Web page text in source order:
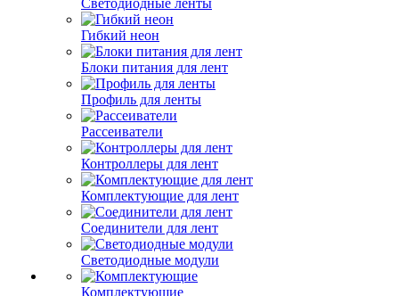
Светодиодные ленты
Гибкий неон
Блоки питания для лент
Профиль для ленты
Рассеиватели
Контроллеры для лент
Комплектующие для лент
Соединители для лент
Светодиодные модули
Комплектующие